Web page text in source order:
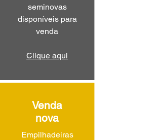
seminovas
disponíveis para
venda
Clique aqui
Venda
nova
Empilhadeiras